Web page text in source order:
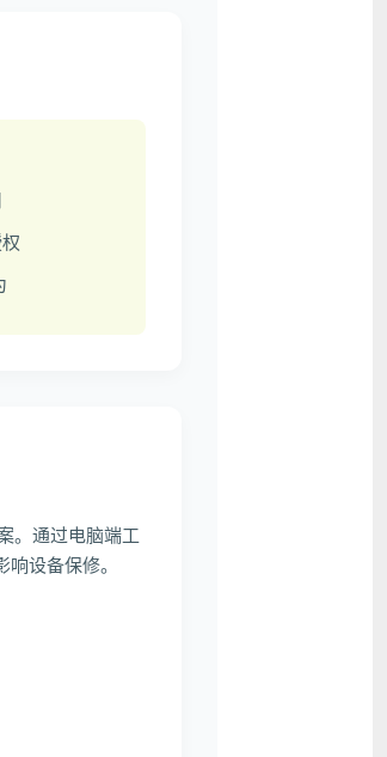
。通过电脑端工
设备保修。